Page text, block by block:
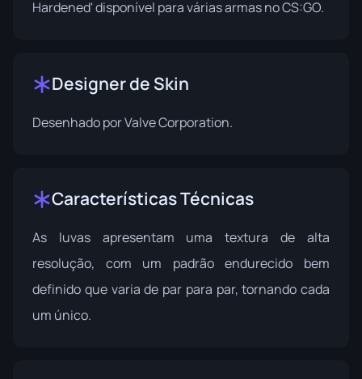
Hardened' disponível para várias armas no CS:GO.
Designer de Skin
Desenhado porValve Corporation.
Características Técnicas
As luvas apresentam uma textura de alta
resolução, com um padrão endurecido bem
definido que varia de par para par, tornando cada
um único.